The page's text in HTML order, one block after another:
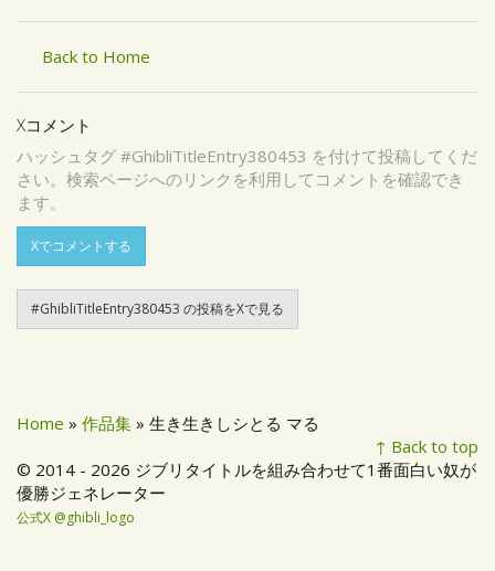
Back to Home
Xコメント
ハッシュタグ #GhibliTitleEntry380453 を付けて投稿してくだ
さい。検索ページへのリンクを利用してコメントを確認でき
ます。
Xでコメントする
#GhibliTitleEntry380453 の投稿をXで見る
Home » 作品集 » 生き生きしシとる マる
↑ Back to top
© 2014 - 2026 ジブリタイトルを組み合わせて1番面白い奴が
優勝ジェネレーター
公式X @ghibli_logo